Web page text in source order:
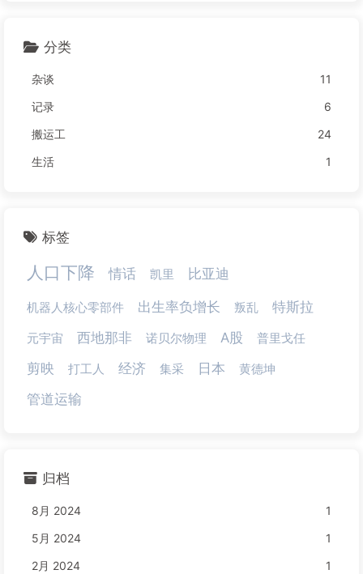
分类
杂谈
11
记录
6
搬运工
24
生活
1
标签
人口下降 情话 凯里 比亚迪
机器人核心零部件 出生率负增长 叛乱 特斯拉
元宇宙 西地那非 诺贝尔物理 A股 普里戈任
剪映 打工人 经济 集采 日本 黄德坤
管道运输
归档
8月 2024
1
5月 2024
1
2月 2024
1